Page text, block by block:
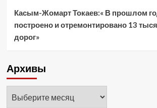
Касым-Жомарт Токаев:« В прошлом
построено и отремонтировано 13
дорог»
Архивы